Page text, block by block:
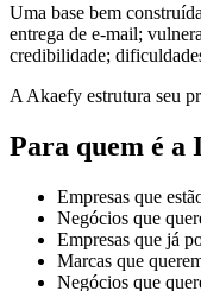
Uma base bem
entrega de e-mail;
credibilidade;
A Akaefy estrutura seu
Para quem é
Empresas que
Negócios que
Empresas que já
Marcas que
Negócios que